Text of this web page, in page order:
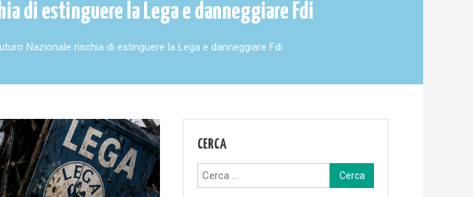
di estinguere la Lega e danneggiare Fdi
Nazionale rischia di estinguere la Lega e danneggiare Fdi
CERCA
Ricerca
per: